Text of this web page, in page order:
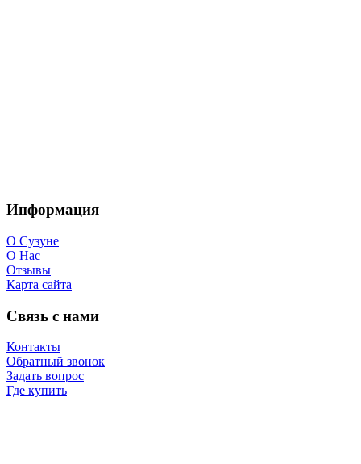
Информация
О Сузуне
О Нас
Отзывы
Карта сайта
Связь с нами
Контакты
Обратный звонок
Задать вопрос
Где купить